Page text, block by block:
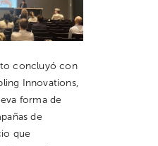
concluyó con
Innovations,
forma de
de
que